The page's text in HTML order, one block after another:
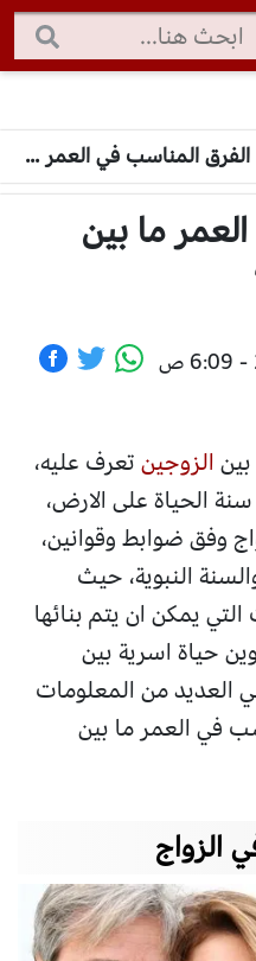
الفرق المناسب في العمر ما بين الزوجين تعرف عليه
ما بين
الزوجينتعرف عليه،
الحياة على الارض،
وفق ضوابط وقوانين،
النبوية، حيث
يمكن ان يتم بنائها
حياة اسرية بين
العديد من المعلومات
في العمر ما بين
الزواج